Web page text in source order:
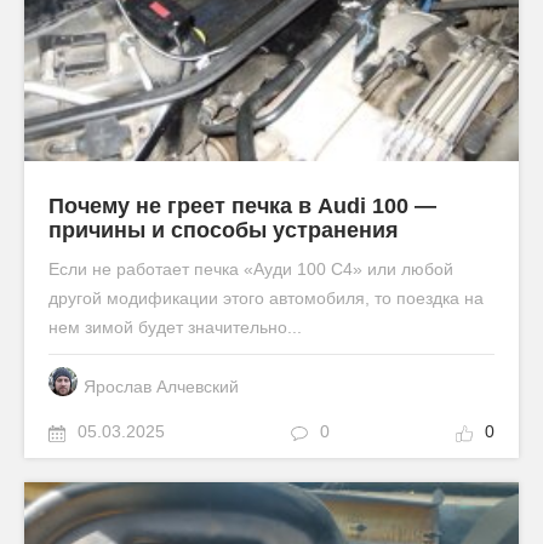
Почему не греет печка в Audi 100 —
причины и способы устранения
Если не работает печка «Ауди 100 С4» или любой
другой модификации этого автомобиля, то поездка на
нем зимой будет значительно...
Ярослав Алчевский
05.03.2025 0 0